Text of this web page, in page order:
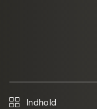
Indhold